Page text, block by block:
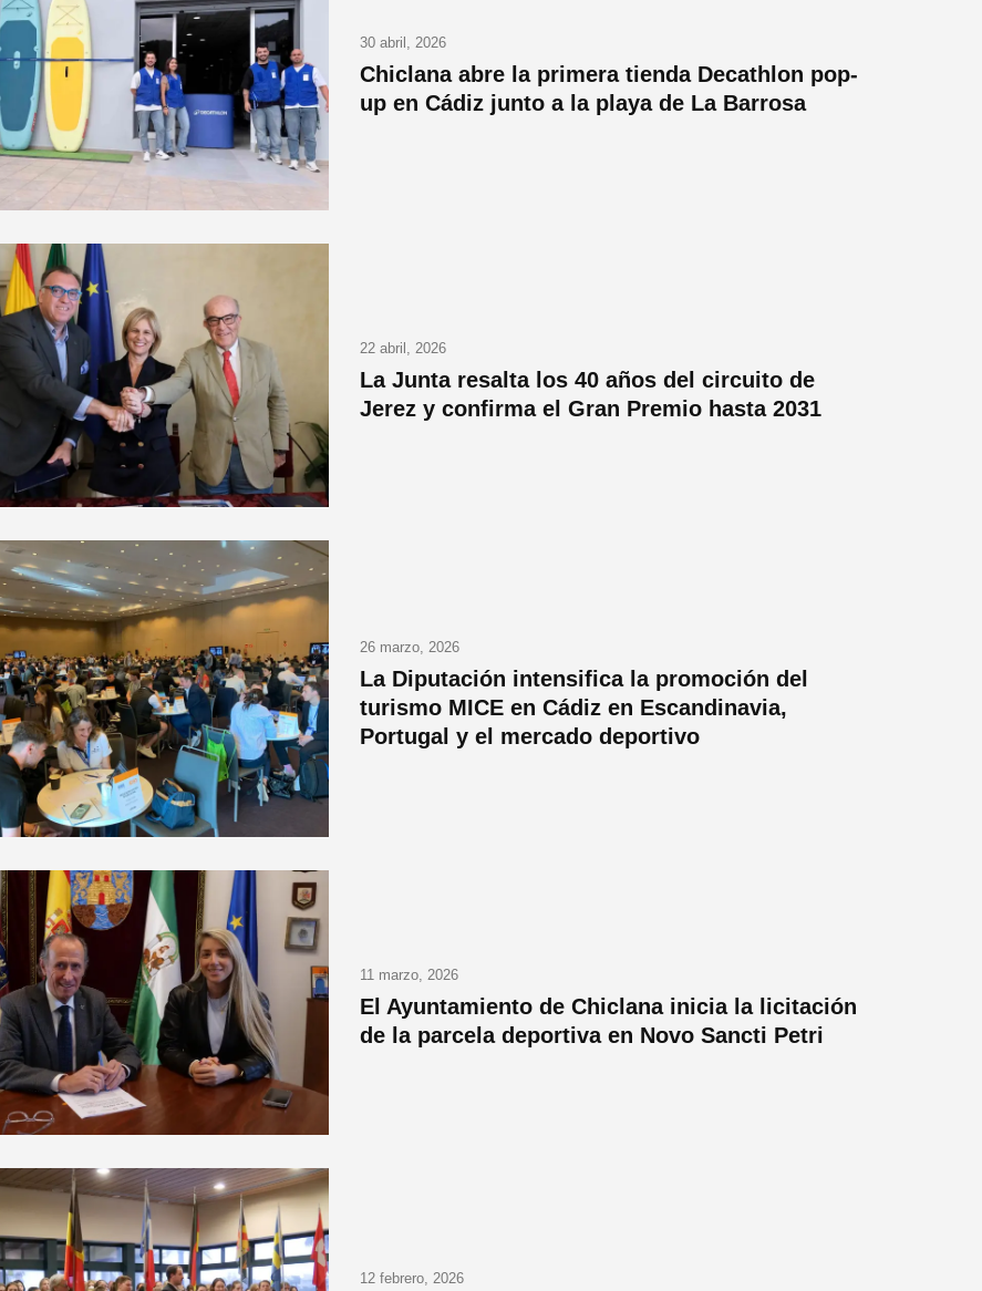
30 abril, 2026
Chiclana abre la primera tienda Decathlon pop-
up en Cádiz junto a la playa de La Barrosa
22 abril, 2026
La Junta resalta los 40 años del circuito de
Jerez y confirma el Gran Premio hasta 2031
26 marzo, 2026
La Diputación intensifica la promoción del
turismo MICE en Cádiz en Escandinavia,
Portugal y el mercado deportivo
11 marzo, 2026
El Ayuntamiento de Chiclana inicia la licitación
de la parcela deportiva en Novo Sancti Petri
12 febrero, 2026